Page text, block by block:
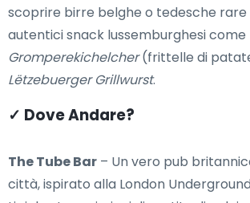
scoprire birre belghe o tedesche
autentici snack lussemburghesi come
Gromperekichelcher(frittelle di
Lëtzebuerger Grillwurst.
✓ Dove Andare?
The Tube Bar – Un vero pub
città, ispirato alla London